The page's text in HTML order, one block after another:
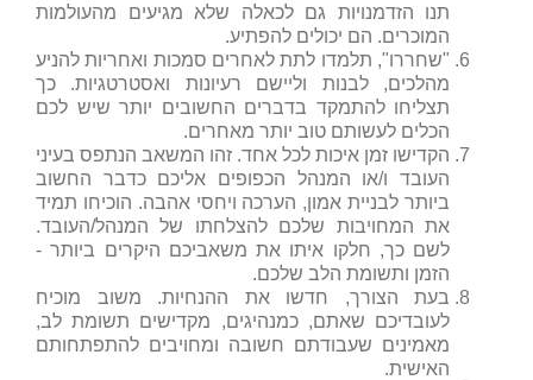
תנו הזדמנויות גם לכאלה שלא מגיעים מהעולמות
המוכרים. הם יכולים להפתיע.
"שחררו", תלמדו לתת לאחרים סמכות ואחריות להניע
מהלכים, לבנות וליישם רעיונות ואסטרטגיות. כך
תצליחו להתמקד בדברים החשובים יותר שיש לכם
הכלים לעשותם טוב יותר מאחרים.
הקדישו זמן איכות לכל אחד. זהו המשאב הנתפס בעיני
העובד ו/או המנהל הכפופים אליכם כדבר החשוב
ביותר לבניית אמון, הערכה ויחסי אהבה. הוכיחו תמיד
את המחויבות שלכם להצלחתו של המנהל/העובד.
לשם כך, חלקו איתו את משאביכם היקרים ביותר -
הזמן ותשומת הלב שלכם.
בעת הצורך, חדשו את ההנחיות. משוב מוכיח
לעובדיכם שאתם, כמנהיגים, מקדישים תשומת לב,
מאמינים שעבודתם חשובה ומחויבים להתפתחותם
האישית.